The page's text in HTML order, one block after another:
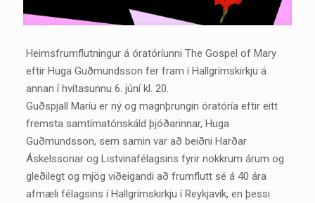
Heimsfrumflutningur á óratóríunni The Gospel of Mary
eftir Huga Guðmundsson fer fram í Hallgrímskirkju á
annan í hvítasunnu 6. júní kl. 20.
Guðspjall Maríu er ný og magnþrungin óratóría eftir eitt
fremsta samtímatónskáld þjóðarinnar, Huga
Guðmundsson, sem samin var að beiðni Harðar
Áskelssonar og Listvinafélagsins fyrir nokkrum árum og
gleðilegt og mjög viðeigandi að frumflutt sé á 40 ára
afmæli félagsins í Hallgrímskirkju í Reykjavík, en þessi